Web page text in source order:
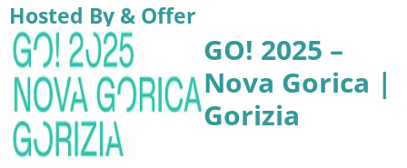
Hosted By & Offer
GO! 2025 –
Nova Gorica |
Gorizia